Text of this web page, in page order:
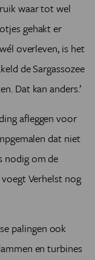
waar tot wel
gehakt er
overleven, is het
de Sargassozee
Dat kan anders.’
afleggen voor
dat niet
nodig om de
Verhelst nog
palingen ook
en turbines